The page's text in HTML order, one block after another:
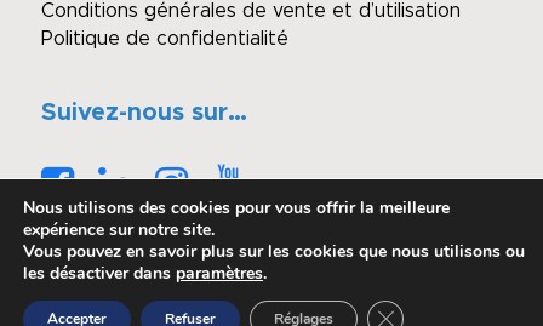
Conditions générales de vente et d’utilisation
Politique de confidentialité
Suivez-nous sur…
© Copyright - Winimmo enchères
Nous utilisons des cookies pour vous offrir la meilleure
expérience sur notre site.
Vous pouvez en savoir plus sur les cookies que nous utilisons ou
les désactiver dans paramètres.
Accepter Refuser Réglages Fermer la bannière